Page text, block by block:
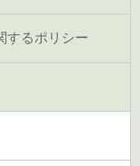
するポリシー